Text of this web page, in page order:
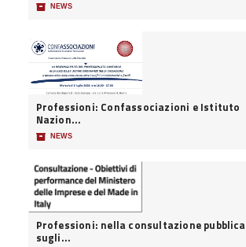
📦 NEWS
Professioni: Confassociazioni e Istituto
Nazion...
📦 NEWS
Professioni: nella consultazione pubblica
sugli...